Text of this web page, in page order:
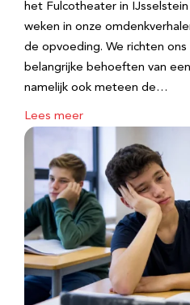
het Fulcotheater in
weken in onze
de opvoeding. We richten
belangrijke behoeften van
namelijk ook meteen de…
Lees meer